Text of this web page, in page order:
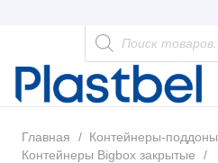
Поиск
товаров
Главная / Контейнеры-поддоны
Контейнеры Bigbox закрытые
/